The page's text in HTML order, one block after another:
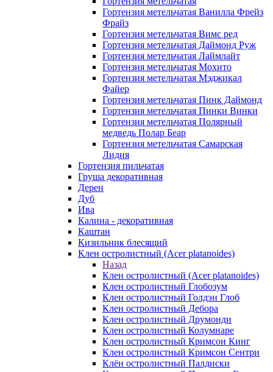
Гортензия метельчатая Ванилла Фрейз
Фрайз
Гортензия метельчатая Вимс ред
Гортензия метельчатая Даймонд Руж
Гортензия метельчатая Лаймлайт
Гортензия метельчатая Мохито
Гортензия метельчатая Мэджикал
Файер
Гортензия метельчатая Пинк Даймонд
Гортензия метельчатая Пинки Винки
Гортензия метельчатая Полярный
медведь Полар Беар
Гортензия метельчатая Самарская
Лидия
Гортензия пильчатая
Груша декоративная
Дерен
Дуб
Ива
Калина - декоративная
Каштан
Кизильник блесящий
Клен остролистный (Acer platanoides)
Назад
Клен остролистный (Acer platanoides)
Клен остролистный Глобозум
Клен остролистный Голдэн Глоб
Клен остролистный Дебора
Клен остролистный Друмонди
Клен остролистный Колумнаре
Клен остролистный Кримсон Кинг
Клен остролистный Кримсон Сентри
Клён остролистный Палдиски